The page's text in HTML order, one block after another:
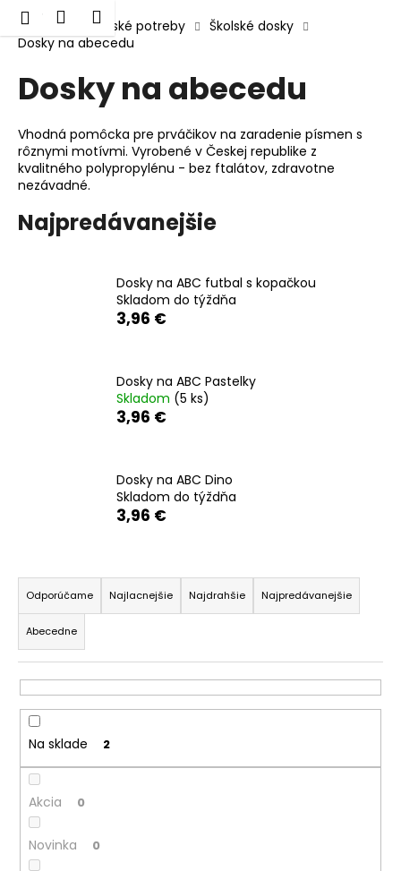
Prejsť
obsah
Prihlásenie
Nákupný
košík
Menu
Domov Školské potreby
Školské dosky
Dosky na abecedu
Dosky na abecedu
Vhodná pomôcka pre prváčikov na zaradenie písmen s
rôznymi motívmi. Vyrobené v Českej republike z
kvalitného polypropylénu - bez ftalátov, zdravotne
nezávadné.
Najpredávanejšie
Dosky na ABC futbal s kopačkou
Skladom do týždňa
3,96 €
Dosky na ABC Pastelky
Skladom (5 ks)
3,96 €
Dosky na ABC Dino
Skladom do týždňa
3,96 €
R
a
d
e
n
i
e
p
r
o
d
u
k
Odporúčame Najlacnejšie Najdrahšie Najpredávanejšie
Abecedne
Na sklade 2
Akcia 0
Novinka 0
o Späť
Späť
Č
o
p
o
t
r
e
O
d
p
o
r
ú
a
m